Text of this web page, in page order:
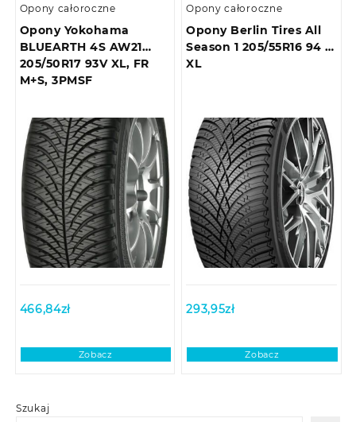
Szukaj
Opony całoroczne
Opony Yokohama
BLUEARTH 4S AW21
205/50R17 93V XL, FR
M+S, 3PMSF
466,84zł
Zobacz
Opony całoroczne
Opony Berlin Tires All
Season 1 205/55R16 94 V
XL
293,95zł
Zobacz